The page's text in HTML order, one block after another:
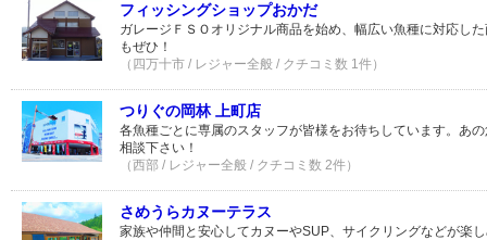
フィッシングショップおかだ
ガレージＦＳＯオリジナル商品を始め、幅広い魚種に対応し
もぜひ！
（四万十市 / レジャー全般 / クチコミ数 1件）
つりぐの岡林 上町店
各魚種ごとに専属のスタッフが皆様をお待ちしています。あ
相談下さい！
（西部 / レジャー全般 / クチコミ数 2件）
さめうらカヌーテラス
家族や仲間と安心してカヌーやSUP、サイクリングなどが楽